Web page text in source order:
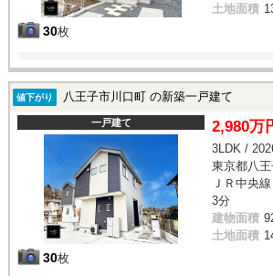
30枚
土地面積
値下がり 八王子市川口町 の新築一戸建て
一戸建て
30枚
2,980万
3LDK /
東京都八
ＪＲ中央
3分
建物面積
土地面積